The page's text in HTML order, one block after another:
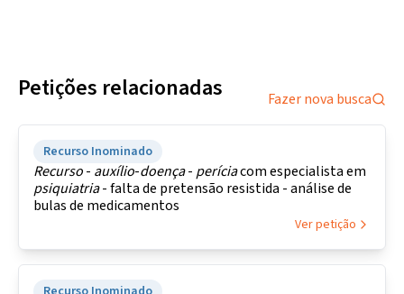
Petições relacionadas Fazer nova busca
Recurso Inominado
Recurso- auxílio-doença- períciacom especialista em
psiquiatria- falta de pretensão resistida - análise de
bulas de medicamentos
Ver petição